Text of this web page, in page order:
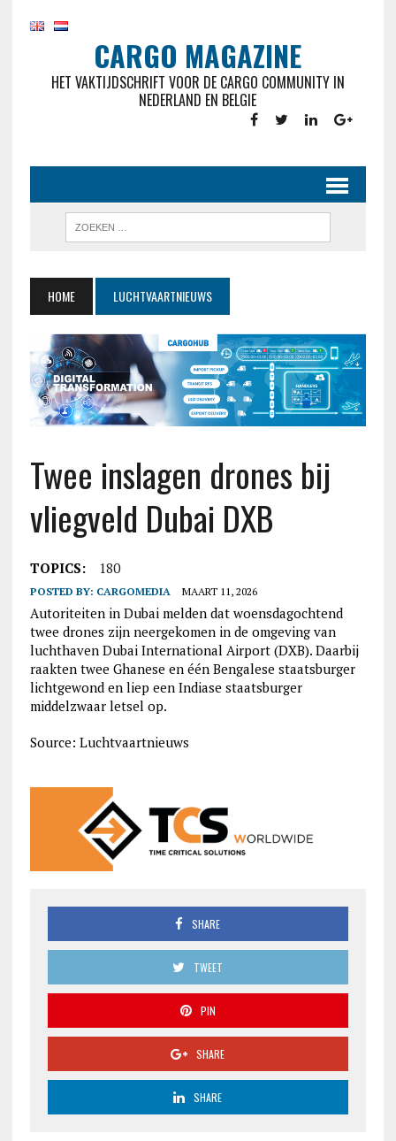
CARGO MAGAZINE
HET VAKTIJDSCHRIFT VOOR DE CARGO COMMUNITY IN
NEDERLAND EN BELGIE
HOME LUCHTVAARTNIEUWS
Twee inslagen drones bij
vliegveld Dubai DXB
TOPICS: 180
POSTED BY: CARGOMEDIA MAART 11, 2026
Autoriteiten in Dubai melden dat woensdagochtend
twee drones zijn neergekomen in de omgeving van
luchthaven Dubai International Airport (DXB). Daarbij
raakten twee Ghanese en één Bengale­se staatsburger
lichtgewond en liep een Indiase staatsburger
middelzwaar letsel op.
Source: Luchtvaartnieuws
SHARE
TWEET
PIN
SHARE
SHARE